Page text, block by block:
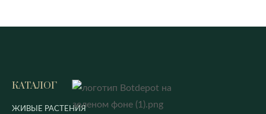
КАТАЛОГ
ЖИВЫЕ РАСТЕНИЯ